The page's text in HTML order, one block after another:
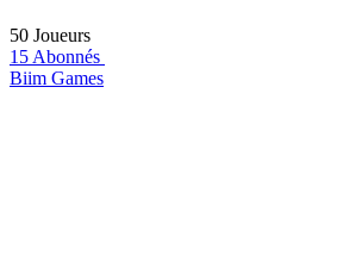
50 Joueurs
15 Abonnés
Biim Games